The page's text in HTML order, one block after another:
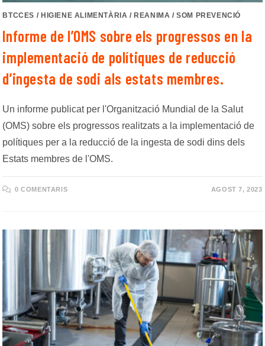
BTCCES / HIGIENE ALIMENTÀRIA / REANIMA /SOM PREVENCIÓ
Informe de l’OMS sobre els progressos en la
implementació de polítiques de reducció
d’ingesta de sodi als estats membres.
Un informe publicat per l'Organització Mundial de la Salut
(OMS) sobre els progressos realitzats a la implementació de
polítiques per a la reducció de la ingesta de sodi dins dels
Estats membres de l'OMS.
0 COMENTARIS AGOST 7, 2023